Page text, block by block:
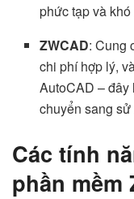
phức tạp và
ZWCAD: Cung
chi phí hợp lý,
AutoCAD –
chuyển sang
Các tính
phần mềm